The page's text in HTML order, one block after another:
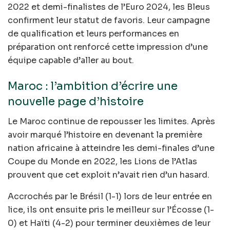
2022 et demi-finalistes de l’Euro 2024, les Bleus
confirment leur statut de favoris. Leur campagne
de qualification et leurs performances en
préparation ont renforcé cette impression d’une
équipe capable d’aller au bout.
Maroc : l’ambition d’écrire une
nouvelle page d’histoire
Le Maroc continue de repousser les limites. Après
avoir marqué l’histoire en devenant la première
nation africaine à atteindre les demi-finales d’une
Coupe du Monde en 2022, les Lions de l’Atlas
prouvent que cet exploit n’avait rien d’un hasard.
Accrochés par le Brésil (1-1) lors de leur entrée en
lice, ils ont ensuite pris le meilleur sur l’Écosse (1-
0) et Haïti (4-2) pour terminer deuxièmes de leur